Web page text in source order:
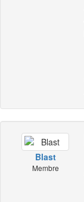
Blast
Membre